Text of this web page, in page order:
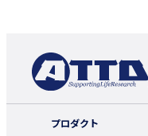
プロダクト